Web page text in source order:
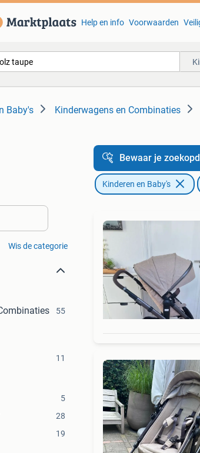
Help en info Voorwaarden
Baby's Kinderwagens en Combinaties
Wis de categorie
55
11
5
28
19
Bewaar je
Kinderen en Baby's